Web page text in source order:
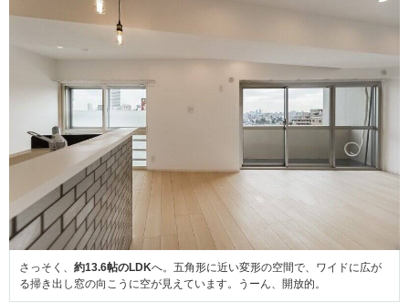
さっそく、 約13.6帖のLDKへ。五角形に近い変形の空間で、ワイドに広が
る掃き出し窓の向こうに空が見えています。うーん、開放的。